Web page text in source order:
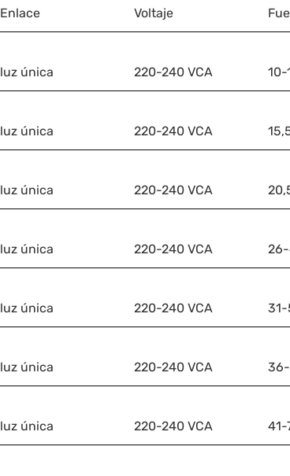
Enlace Voltaje
luz única 220-240 VCA 10-
luz única 220-240 VCA
luz única 220-240 VCA
luz única 220-240 VCA 26-
luz única 220-240 VCA 31-
luz única 220-240 VCA
luz única 220-240 VCA 41-